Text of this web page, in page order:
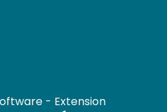
- Extension